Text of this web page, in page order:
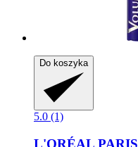
Do koszyka
5.0 (1)
L'ORÉAL PARIS